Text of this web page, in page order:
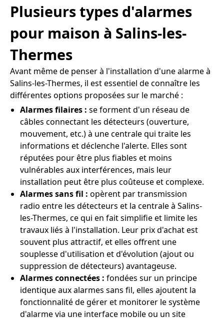
Plusieurs types d'alarmes
pour maison à Salins-les-
Thermes
Avant même de penser à l'installation d'une alarme à
Salins-les-Thermes, il est essentiel de connaître les
différentes options proposées sur le marché :
Alarmes filaires : se forment d'un réseau de
câbles connectant les détecteurs (ouverture,
mouvement, etc.) à une centrale qui traite les
informations et déclenche l'alerte. Elles sont
réputées pour être plus fiables et moins
vulnérables aux interférences, mais leur
installation peut être plus coûteuse et complexe.
Alarmes sans fil : opèrent par transmission
radio entre les détecteurs et la centrale à Salins-
les-Thermes, ce qui en fait simplifie et limite les
travaux liés à l'installation. Leur prix d'achat est
souvent plus attractif, et elles offrent une
souplesse d'utilisation et d'évolution (ajout ou
suppression de détecteurs) avantageuse.
Alarmes connectées : fondées sur un principe
identique aux alarmes sans fil, elles ajoutent la
fonctionnalité de gérer et monitorer le système
d'alarme via une interface mobile ou un site